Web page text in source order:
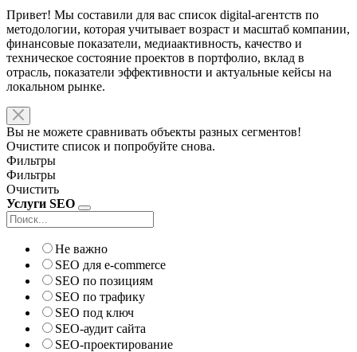
Привет! Мы составили для вас список digital-агентств по
методологии, которая учитывает возраст и масштаб компании,
финансовые показатели, медиаактивность, качество и
техническое состояние проектов в портфолио, вклад в
отрасль, показатели эффективности и актуальные кейсы на
локальном рынке.
Вы не можете сравнивать объекты разных сегментов!
Очистите список и попробуйте снова.
Фильтры
Фильтры
Очистить
Услуги SEO
Не важно
SEO для e-commerce
SEO по позициям
SEO по трафику
SEO под ключ
SEO-аудит сайта
SEO-проектирование